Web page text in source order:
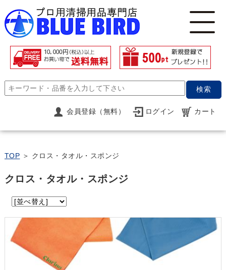
検索
会員登録（無料） ログイン カート
TOP ＞ クロス・タオル・スポンジ
クロス・タオル・スポンジ